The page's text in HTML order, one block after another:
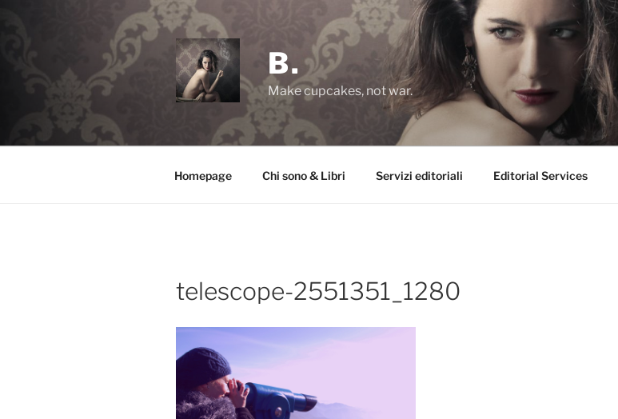
B.
Make cupcakes, not war.
Homepage Chi sono & Libri Servizi editoriali Editorial Services
telescope-2551351_1280